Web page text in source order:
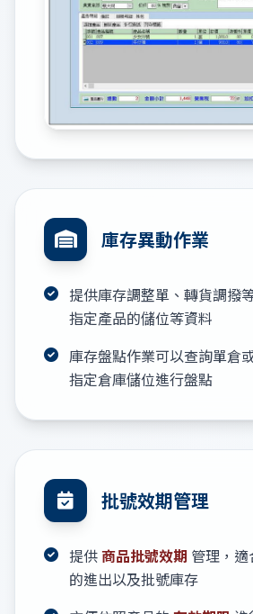
庫存異動作業
提供庫存調整單、轉貨調撥
指定產品的儲位等資料
庫存盤點作業可以查詢單倉
指定倉庫儲位進行盤點
批號效期管理
提供商品批號效期 管理，
的進出以及批號庫存